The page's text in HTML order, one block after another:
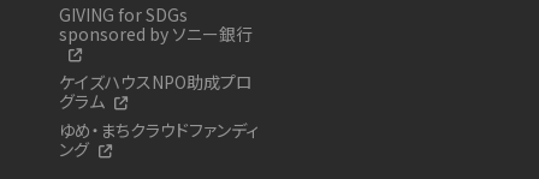
GIVING for SDGs
sponsored by ソニー銀行
ケイズハウスNPO助成プロ
グラム
ゆめ・まちクラウドファンディ
ング